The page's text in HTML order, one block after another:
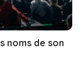
noms de son